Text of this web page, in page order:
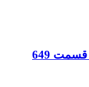
قسمت 649